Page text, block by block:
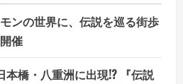
ンの世界に、伝説を巡る街歩
催
本橋・八重洲に出現!? 『伝説